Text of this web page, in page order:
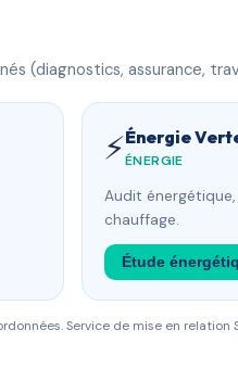
(diagnostics, assurance,
⚡Énergie
ÉNERGIE
Audit
chauffage.
Étude
Service de mise en